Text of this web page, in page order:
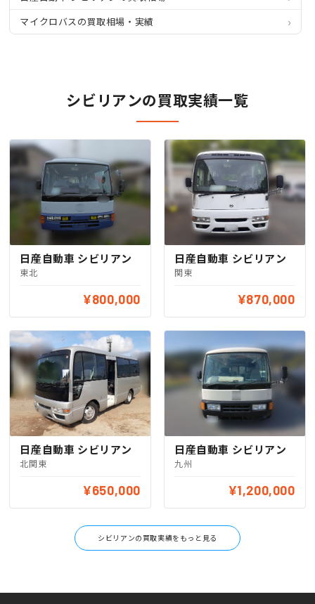
マイクロバスの買取相場・実績
シビリアンの買取実績一覧
日産自動車 シビリアン
東北
¥800,000
日産自動車 シビリアン
関東
¥870,000
日産自動車 シビリアン
北関東
¥650,000
日産自動車 シビリアン
九州
¥1,200,000
シビリアンの買取実績をもっと見る